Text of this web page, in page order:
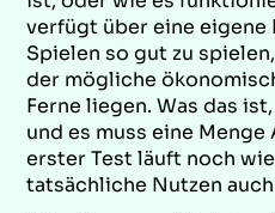
verfügt über eine eigene
Spielen so gut zu
der mögliche
Ferne liegen. Was das
und es muss eine
erster Test läuft noch
tatsächliche Nutzen